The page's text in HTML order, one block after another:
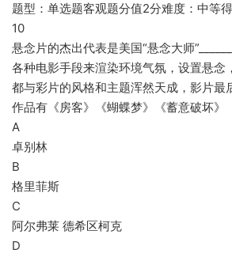
题型：单选题客观题分值2分难度：中等
10
悬念片的杰出代表是美国“悬念大师
各种电影手段来渲染环境气氛，设置悬念
都与彩片的风格和主题浑然天成，影片最
作品有《房客》《蝴蝶梦》《蓄意破坏》
A
卓别林
B
格里菲斯
C
阿尔弗莱 德希区柯克
D